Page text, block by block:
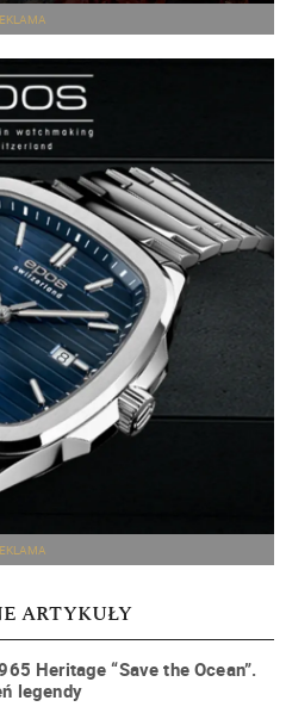
ARTYKUŁY
Heritage “Save the Ocean”.
legendy